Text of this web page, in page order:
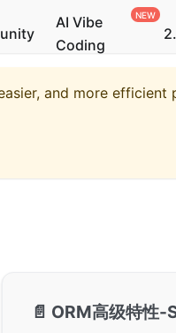
AI Vibe
Coding
and more efficient
📄️ ORM高级特性-